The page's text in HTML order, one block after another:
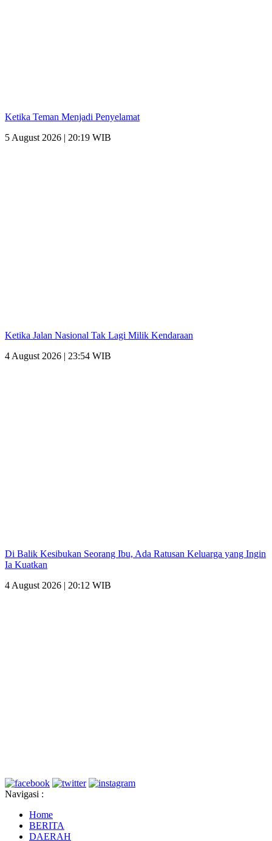
Ketika Teman Menjadi Penyelamat
5 August 2026 | 20:19 WIB
Ketika Jalan Nasional Tak Lagi Milik Kendaraan
4 August 2026 | 23:54 WIB
Di Balik Kesibukan Seorang Ibu, Ada Ratusan Keluarga yang Ingin
Ia Kuatkan
4 August 2026 | 20:12 WIB
Navigasi :
Home
BERITA
DAERAH